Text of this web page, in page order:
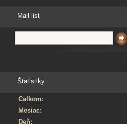
Mail list
Štatistiky
Celkom:
Mesiac:
Deň: